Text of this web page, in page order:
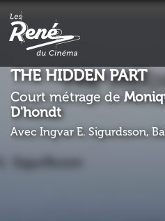
THE HIDDEN PART
Court métrage de
D'hondt
Avec Ingvar E. Sigurdsson,